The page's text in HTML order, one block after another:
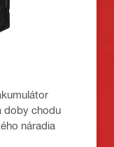
doby chodu
náradia